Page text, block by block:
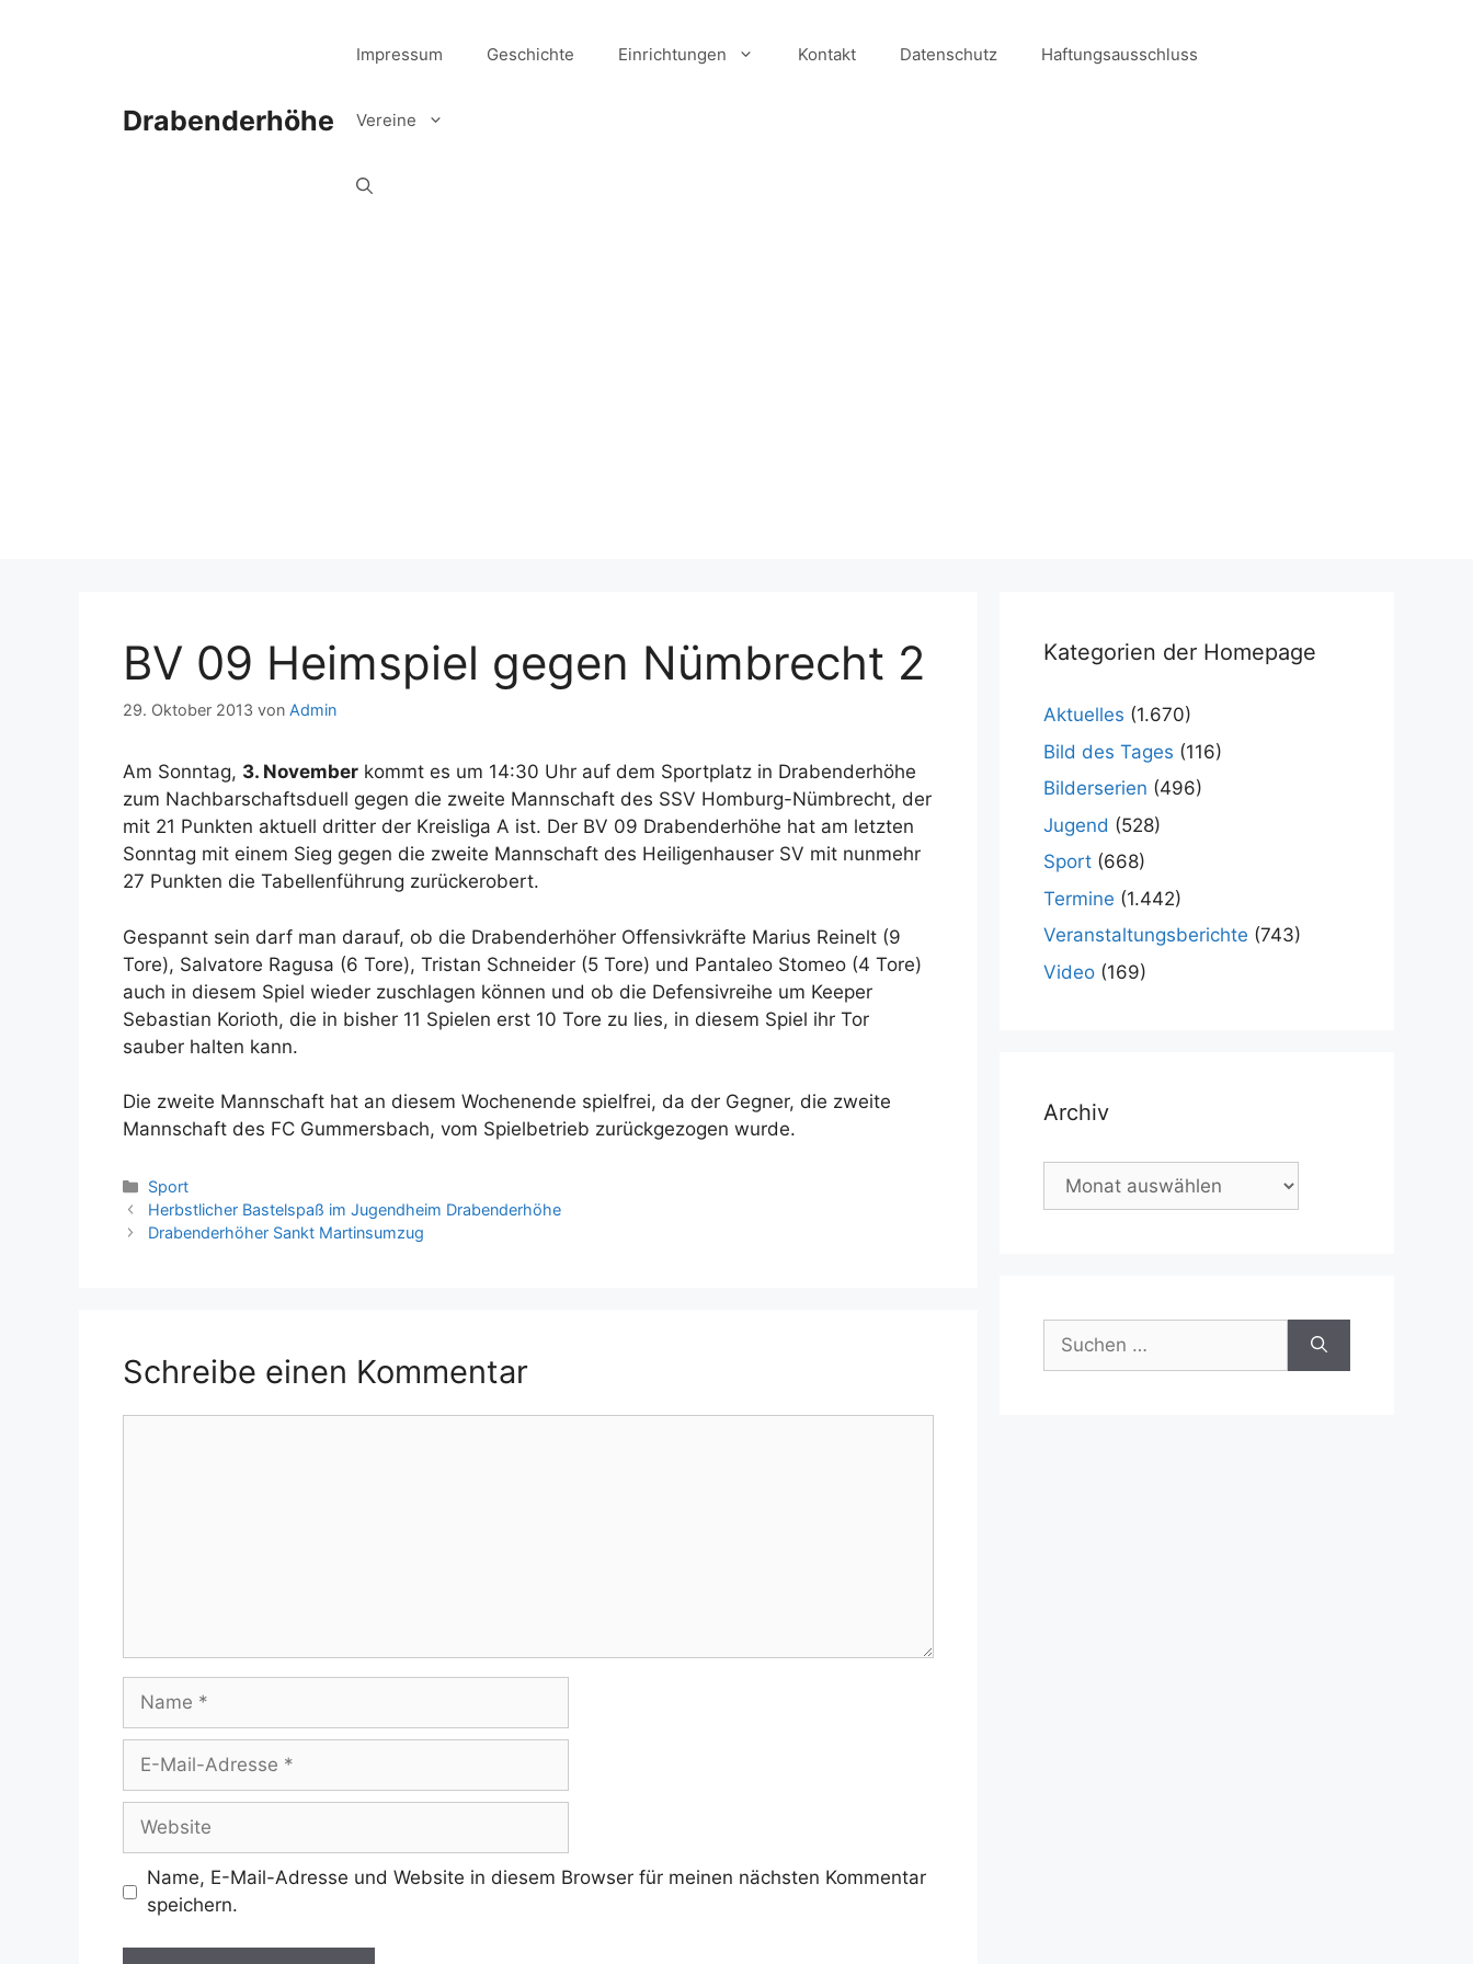
Drabenderhöhe
Impressum Geschichte Einrichtungen Kontakt Datenschutz Haftungsausschluss
Vereine
BV 09 Heimspiel gegen Nümbrecht 2
29. Oktober 2013 von Admin
Am Sonntag, 3. November kommt es um 14:30 Uhr auf dem Sportplatz in Drabenderhöhe
zum Nachbarschaftsduell gegen die zweite Mannschaft des SSV Homburg-Nümbrecht, der
mit 21 Punkten aktuell dritter der Kreisliga A ist. Der BV 09 Drabenderhöhe hat am letzten
Sonntag mit einem Sieg gegen die zweite Mannschaft des Heiligenhauser SV mit nunmehr
27 Punkten die Tabellenführung zurückerobert.
Gespannt sein darf man darauf, ob die Drabenderhöher Offensivkräfte Marius Reinelt (9
Tore), Salvatore Ragusa (6 Tore), Tristan Schneider (5 Tore) und Pantaleo Stomeo (4 Tore)
auch in diesem Spiel wieder zuschlagen können und ob die Defensivreihe um Keeper
Sebastian Korioth, die in bisher 11 Spielen erst 10 Tore zu lies, in diesem Spiel ihr Tor
sauber halten kann.
Die zweite Mannschaft hat an diesem Wochenende spielfrei, da der Gegner, die zweite
Mannschaft des FC Gummersbach, vom Spielbetrieb zurückgezogen wurde.
Kategorien
Sport
Herbstlicher Bastelspaß im Jugendheim Drabenderhöhe
Drabenderhöher Sankt Martinsumzug
Schreibe einen Kommentar
Name
Adresse
Website
Name, E-Mail-Adresse und Website in diesem Browser für meinen nächsten Kommentar
speichern.
Kategorien der Homepage
Aktuelles (1.670)
Bild des Tages (116)
Bilderserien (496)
Jugend (528)
Sport (668)
Termine (1.442)
Veranstaltungsberichte (743)
Video (169)
Archiv
Archiv
nach: